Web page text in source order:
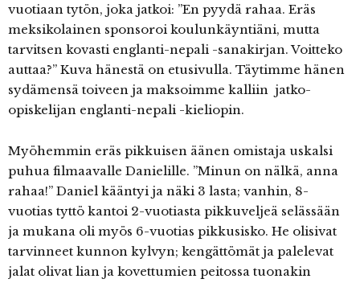
vuotiaan tytön, joka jatkoi: ”En pyydä rahaa. Eräs
meksikolainen sponsoroi koulunkäyntiäni, mutta
tarvitsen kovasti englanti-nepali -sanakirjan. Voitteko
auttaa?” Kuva hänestä on etusivulla. Täytimme hänen
sydämensä toiveen ja maksoimme kalliin jatko-
opiskelijan englanti-nepali -kieliopin.
Myöhemmin eräs pikkuisen äänen omistaja uskalsi
puhua filmaavalle Danielille. ”Minun on nälkä, anna
rahaa!” Daniel kääntyi ja näki 3 lasta; vanhin, 8-
vuotias tyttö kantoi 2-vuotiasta pikkuveljeä selässään
ja mukana oli myös 6-vuotias pikkusisko. He olisivat
tarvinneet kunnon kylvyn; kengättömät ja palelevat
jalat olivat lian ja kovettumien peitossa tuonakin